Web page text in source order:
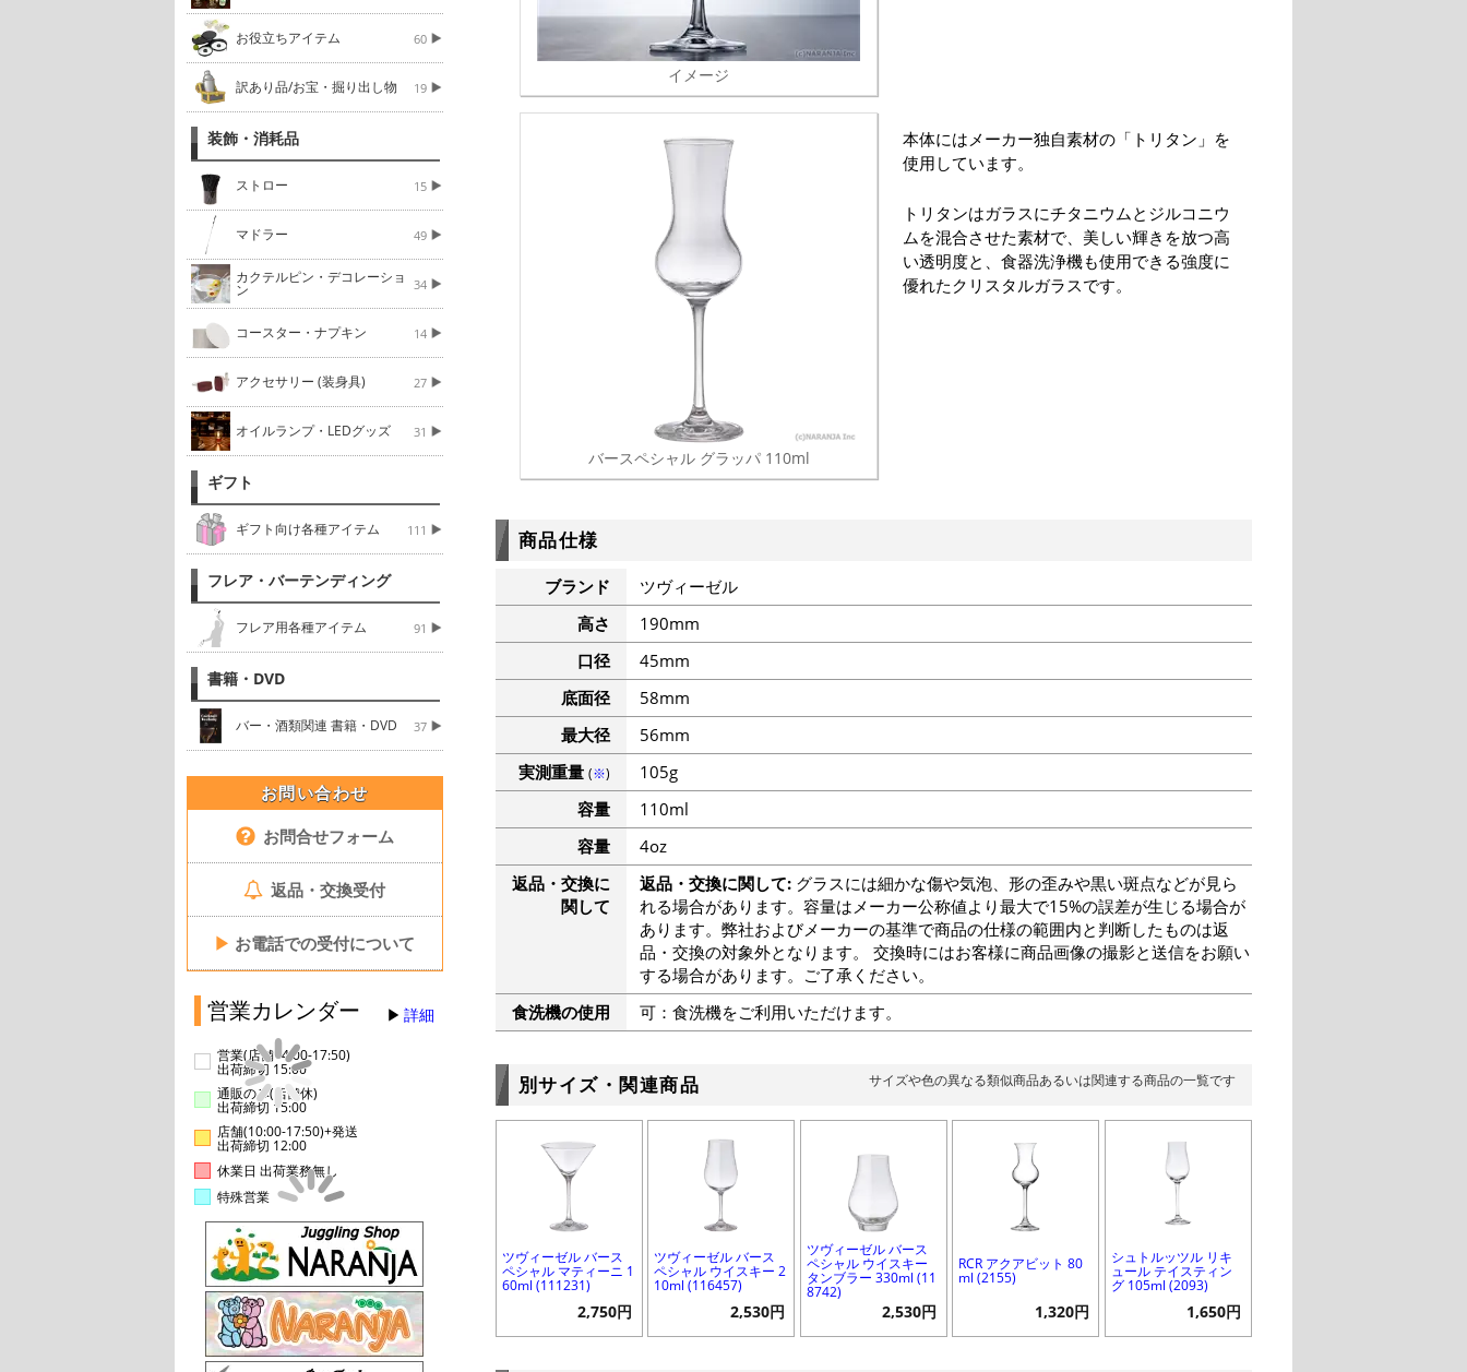
お役立ちアイテム 60
訳あり品/お宝・掘り出し物 19
装飾・消耗品
ストロー 15
マドラー 49
カクテルピン・デコレーショ
ン 34
コースター・ナプキン 14
アクセサリー (装身具) 27
オイルランプ・LEDグッズ 31
ギフト
ギフト向け各種アイテム 111
フレア・バーテンディング
フレア用各種アイテム 91
書籍・DVD
バー・酒類関連 書籍・DVD 37
お問い合わせ
お問合せフォーム
返品・交換受付
▶ お電話での受付について
営業カレンダー 詳細
営業(店舗14:00-17:50)
出荷締切 15:00
通販のみ(店舗休)
出荷締切 15:00
店舗(10:00-17:50)+発送
出荷締切 12:00
休業日 出荷業務無し
特殊営業
イメージ
バースペシャル グラッパ 110ml
本体にはメーカー独自素材の「トリタン」を
使用しています。
トリタンはガラスにチタニウムとジルコニウ
ムを混合させた素材で、美しい輝きを放つ高
い透明度と、食器洗浄機も使用できる強度に
優れたクリスタルガラスです。
商品仕様
ブランド
ツヴィーゼル
高さ
190mm
口径
45mm
底面径
58mm
最大径
56mm
実測重量 (※)
105g
容量
110ml
容量
4oz
返品・交換に
関して
返品・交換に関して:グラスには細かな傷や気泡、形の歪みや黒い斑点などが見ら
れる場合があります。容量はメーカー公称値より最大で15%の誤差が生じる場合が
あります。弊社およびメーカーの基準で商品の仕様の範囲内と判断したものは返
品・交換の対象外となります。 交換時にはお客様に商品画像の撮影と送信をお願い
する場合があります。ご了承ください。
食洗機の使用
可：食洗機をご利用いただけます。
別サイズ・関連商品 サイズや色の異なる類似商品あるいは関連する商品の一覧です
ツヴィーゼル バース
ペシャル マティーニ 1
60ml (111231)
2,750円
ツヴィーゼル バース
ペシャル ウイスキー 2
10ml (116457)
2,530円
ツヴィーゼル バース
ペシャル ウイスキー
タンブラー 330ml (11
8742)
2,530円
RCR アクアビット 80
ml (2155)
1,320円
シュトルッツル リキ
ュール テイスティン
グ 105ml (2093)
1,650円